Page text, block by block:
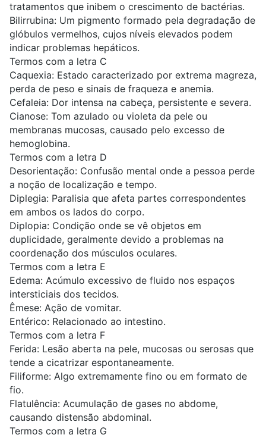
tratamentos que inibem o crescimento de bactérias.
Bilirrubina: Um pigmento formado pela degradação de
glóbulos vermelhos, cujos níveis elevados podem
indicar problemas hepáticos.
Termos com a letra C
Caquexia: Estado caracterizado por extrema magreza,
perda de peso e sinais de fraqueza e anemia.
Cefaleia: Dor intensa na cabeça, persistente e severa.
Cianose: Tom azulado ou violeta da pele ou
membranas mucosas, causado pelo excesso de
hemoglobina.
Termos com a letra D
Desorientação: Confusão mental onde a pessoa perde
a noção de localização e tempo.
Diplegia: Paralisia que afeta partes correspondentes
em ambos os lados do corpo.
Diplopia: Condição onde se vê objetos em
duplicidade, geralmente devido a problemas na
coordenação dos músculos oculares.
Termos com a letra E
Edema: Acúmulo excessivo de fluido nos espaços
intersticiais dos tecidos.
Êmese: Ação de vomitar.
Entérico: Relacionado ao intestino.
Termos com a letra F
Ferida: Lesão aberta na pele, mucosas ou serosas que
tende a cicatrizar espontaneamente.
Filiforme: Algo extremamente fino ou em formato de
fio.
Flatulência: Acumulação de gases no abdome,
causando distensão abdominal.
Termos com a letra G